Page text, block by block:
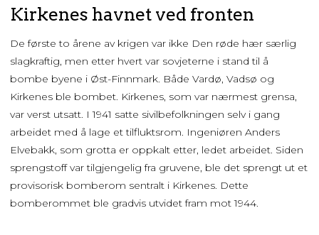
Kirkenes havnet ved fronten
De første to årene av krigen var ikke Den røde hær særlig
slagkraftig, men etter hvert var sovjeterne i stand til å
bombe byene i Øst-Finnmark. Både Vardø, Vadsø og
Kirkenes ble bombet. Kirkenes, som var nærmest grensa,
var verst utsatt. I 1941 satte sivilbefolkningen selv i gang
arbeidet med å lage et tilfluktsrom. Ingeniøren Anders
Elvebakk, som grotta er oppkalt etter, ledet arbeidet. Siden
sprengstoff var tilgjengelig fra gruvene, ble det sprengt ut et
provisorisk bomberom sentralt i Kirkenes. Dette
bomberommet ble gradvis utvidet fram mot 1944.